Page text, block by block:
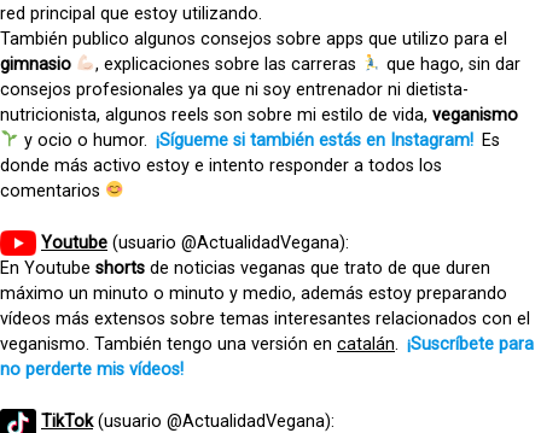
red principal que estoy utilizando.
También publico algunos consejos sobre apps que utilizo para el
gimnasio
, explicaciones sobre las carreras
que hago, sin dar
consejos profesionales ya que ni soy entrenador ni dietista-
nutricionista, algunos reels son sobre mi estilo de vida, veganismo
y ocio o humor. ¡Sígueme si también estás en Instagram! Es
donde más activo estoy e intento responder a todos los
comentarios
Youtube (usuario @ActualidadVegana):
En Youtube shorts de noticias veganas que trato de que duren
máximo un minuto o minuto y medio, además estoy preparando
vídeos más extensos sobre temas interesantes relacionados con el
veganismo. También tengo una versión en catalán. ¡Suscríbete para
no perderte mis vídeos!
TikTok(usuario @ActualidadVegana):